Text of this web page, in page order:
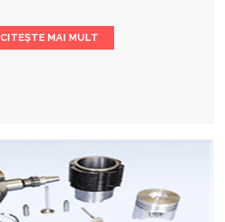
CITEȘTE MAI MULT